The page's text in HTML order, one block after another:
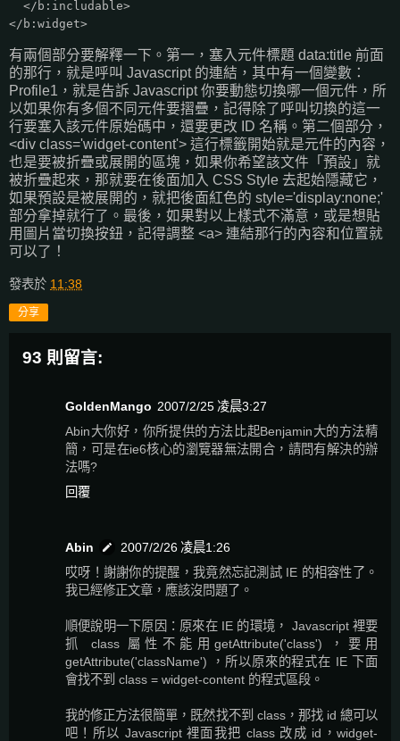
</b:includable>
</b:widget>
有兩個部分要解釋一下。第一，塞入元件標題 data:title 前面
的那行，就是呼叫 Javascript 的連結，其中有一個變數：
Profile1，就是告訴 Javascript 你要動態切換哪一個元件，所
以如果你有多個不同元件要摺疊，記得除了呼叫切換的這一
行要塞入該元件原始碼中，還要更改 ID 名稱。第二個部分，
<div class='widget-content'> 這行標籤開始就是元件的內容，
也是要被折疊或展開的區塊，如果你希望該文件「預設」就
被折疊起來，那就要在後面加入 CSS Style 去起始隱藏它，
如果預設是被展開的，就把後面紅色的 style='display:none;'
部分拿掉就行了。最後，如果對以上樣式不滿意，或是想貼
用圖片當切換按鈕，記得調整 <a> 連結那行的內容和位置就
可以了！
發表於 11:38
分享
93 則留言:
GoldenMango 2007/2/25 凌晨3:27
Abin大你好，你所提供的方法比起Benjamin大的方法精
簡，可是在ie6核心的瀏覽器無法開合，請問有解決的辦
法嗎?
回覆
Abin
2007/2/26 凌晨1:26
哎呀！謝謝你的提醒，我竟然忘記測試 IE 的相容性了。
我已經修正文章，應該沒問題了。
順便說明一下原因：原來在 IE 的環境， Javascript 裡要
抓 class 屬性不能用getAttribute('class') ，要用
getAttribute('className') ，所以原來的程式在 IE 下面
會找不到 class = widget-content 的程式區段。
我的修正方法很簡單，既然找不到 class，那找 id 總可以
吧！所以 Javascript 裡面我把 class 改成 id，widget-